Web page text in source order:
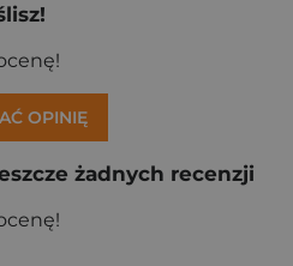
OPINIĘ
żadnych recenzji